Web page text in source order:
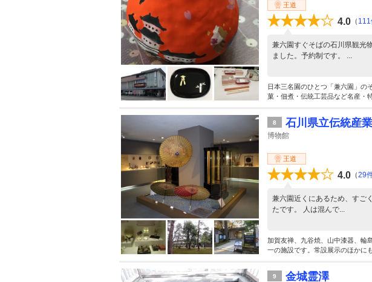
王道
4.0 （
兼六園すぐそばの石川県観光
ました。予約制です。 ...
日本三名園のひとつ「兼六園」の
菓・佃煮・伝統工芸品など名産・
8 石川県立伝統産
博物館
王道
4.0 （29
兼六園近くにあるため、すご
たです。 人は混んで...
加賀友禅、九谷焼、山中漆器、輪
一の施設です。常設展示のほかに
9 金城霊澤